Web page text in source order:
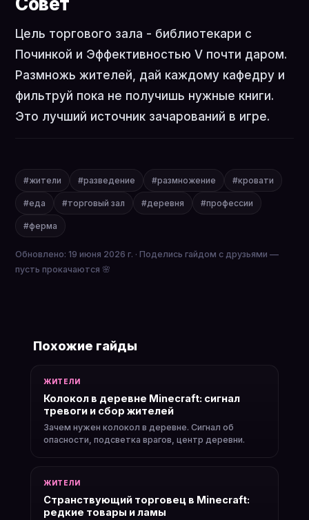
Цель торгового зала - библиотекари с
Починкой и Эффективностью V почти даром.
Размножь жителей, дай каждому кафедру и
фильтруй пока не получишь нужные книги.
Это лучший источник зачарований в игре.
#жители #разведение #размножение #кровати
#еда #торговый зал #деревня #профессии
#ферма
Обновлено: 19 июня 2026 г. · Поделись гайдом с друзьями —
пусть прокачаются 🌸
Похожие гайды
ЖИТЕЛИ
Колокол в деревне Minecraft: сигнал
тревоги и сбор жителей
Зачем нужен колокол в деревне. Сигнал об
опасности, подсветка врагов, центр деревни.
ЖИТЕЛИ
Странствующий торговец в Minecraft:
редкие товары и ламы